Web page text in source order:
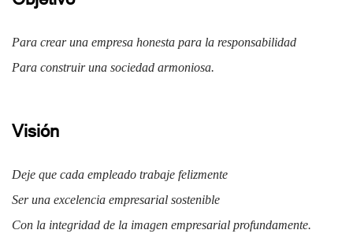
Para crear una empresa honesta para la responsabilidad
Para construir una sociedad armoniosa.
Visión
Deje que cada empleado trabaje felizmente
Ser una excelencia empresarial sostenible
Con la integridad de la imagen empresarial profundamente.